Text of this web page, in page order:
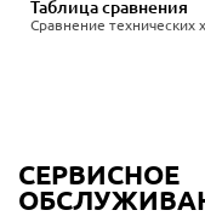
Сравнение технических
Таблица сравнения
СЕРВИСНОЕ